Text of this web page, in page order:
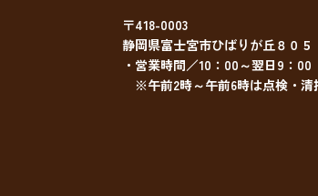
〒418-0003
静岡県富士宮市ひばりが丘８０５
・営業時間／10：00～翌日9：00
※午前2時～午前6時は点検・清